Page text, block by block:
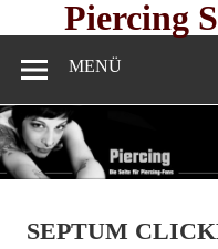
Piercing
MENÜ
SEPTUM